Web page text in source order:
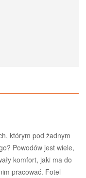
którym pod żadnym
Powodów jest wiele,
komfort, jaki ma do
pracować. Fotel